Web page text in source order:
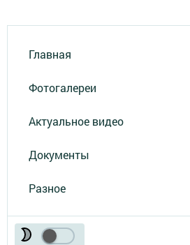
Главная
Фотогалереи
Актуальное видео
Документы
Разное